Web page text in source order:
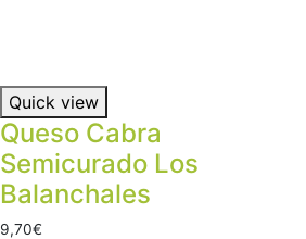
Quick view
Queso Cabra
Semicurado Los
Balanchales
9,70€